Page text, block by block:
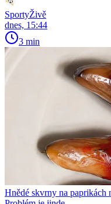
SportyŽivě
dnes, 15:44
3 min
Hnědé skvrny na paprikách